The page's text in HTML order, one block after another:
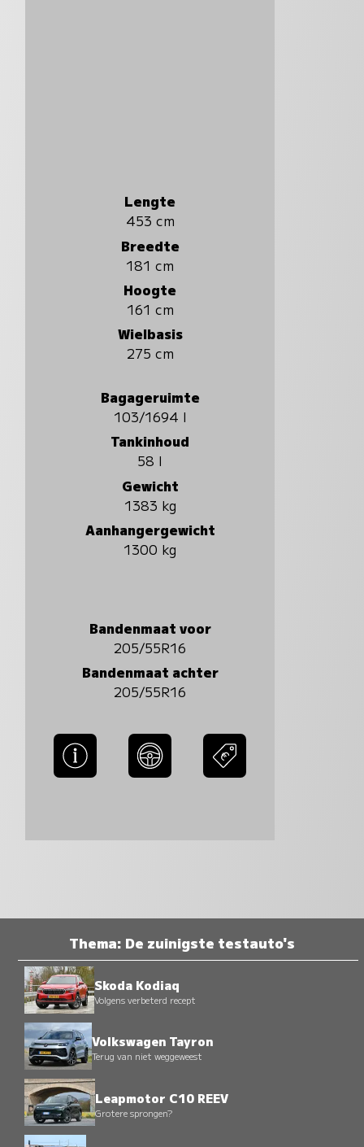
Lengte
453 cm
Breedte
181 cm
Hoogte
161 cm
Wielbasis
275 cm
Bagageruimte
103/1694 l
Tankinhoud
58 l
Gewicht
1383 kg
Aanhangergewicht
1300 kg
Bandenmaat voor
205/55R16
Bandenmaat achter
205/55R16
Thema: De zuinigste testauto's
Skoda Kodiaq
Volgens verbeterd recept
Volkswagen Tayron
Terug van niet weggeweest
Leapmotor C10 REEV
Grotere sprongen?